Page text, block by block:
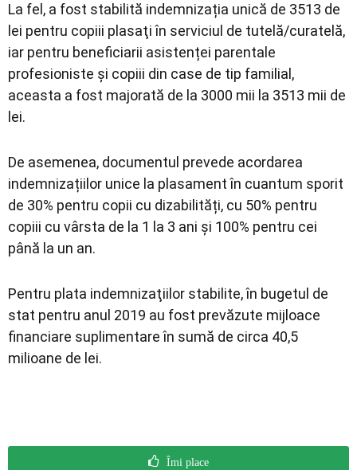
La fel, a fost stabilită indemnizația unică de 3513 de
lei pentru copiii plasaţi în serviciul de tutelă/curatelă,
iar pentru beneficiarii asistenței parentale
profesioniste și copiii din case de tip familial,
aceasta a fost majorată de la 3000 mii la 3513 mii de
lei.
De asemenea, documentul prevede acordarea
indemnizațiilor unice la plasament în cuantum sporit
de 30% pentru copii cu dizabilități, cu 50% pentru
copiii cu vârsta de la 1 la 3 ani și 100% pentru cei
până la un an.
Pentru plata indemnizaţiilor stabilite, în bugetul de
stat pentru anul 2019 au fost prevăzute mijloace
financiare suplimentare în sumă de circa 40,5
milioane de lei.
Îmi place